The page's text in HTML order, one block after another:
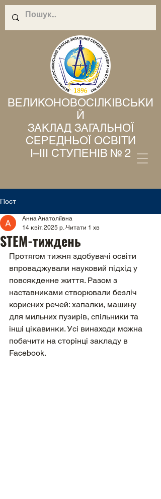
ВЕЛИКОНОВОСІЛКІВСЬКИ
Й
ЗАКЛАД ЗАГАЛЬНОЇ
СЕРЕДНЬОЇ ОСВІТИ
І–ІІІ СТУПЕНІВ № 2
Пост
STEM-тиждень
Анна Анатоліївна
14 квіт. 2025 р. Читати 1 хв
Протягом тижня здобувачі освіти
впроваджували науковий підхід у
повсякденне життя. Разом з
наставниками створювали безліч
корисних речей: хапалки, машину
для мильних пузирів, спільники та
інші цікавинки. Усі винаходи можна
побачити на сторінці закладу в
Facebook.